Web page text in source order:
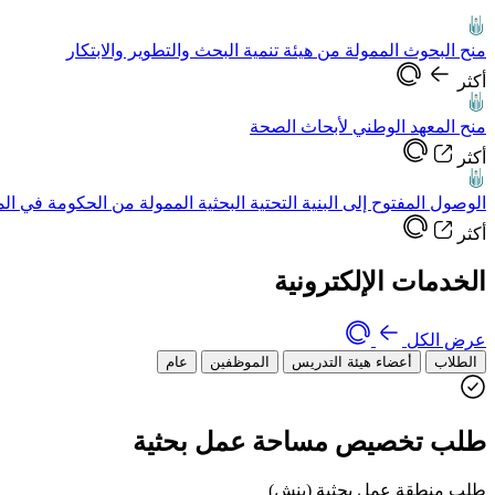
منح البحوث الممولة من هيئة تنمية البحث والتطوير والابتكار
أكثر
منح المعهد الوطني لأبحاث الصحة
أكثر
الوصول المفتوح إلى البنية التحتية البحثية الممولة من الحكومة في
أكثر
الخدمات الإلكترونية
عرض الكل
الطلاب أعضاء هيئة التدريس الموظفين عام
طلب تخصيص مساحة عمل بحثية
طلب منطقة عمل بحثية (بنش)